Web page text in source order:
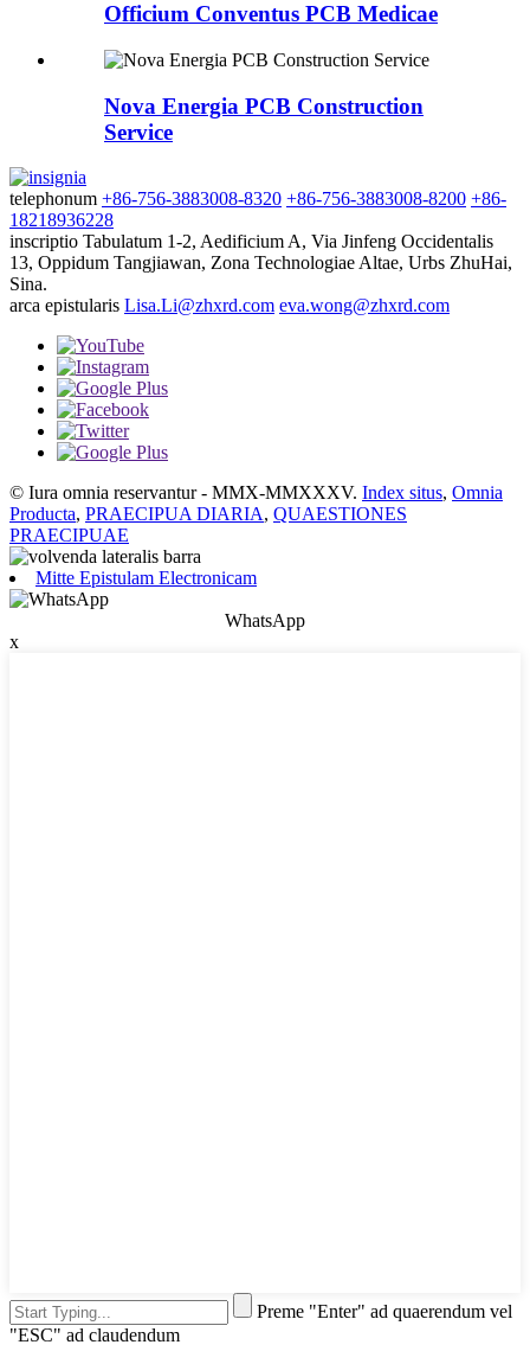
Officium Conventus PCB Medicae
Nova Energia PCB Construction
Service
telephonum +86-756-3883008-8320 +86-756-3883008-8200 +86-
18218936228
inscriptio Tabulatum 1-2, Aedificium A, Via Jinfeng Occidentalis
13, Oppidum Tangjiawan, Zona Technologiae Altae, Urbs ZhuHai,
Sina.
arca epistularis Lisa.Li@zhxrd.com eva.wong@zhxrd.com
© Iura omnia reservantur - MMX-MMXXXV. Index situs, Omnia
Producta, PRAECIPUA DIARIA, QUAESTIONES
PRAECIPUAE
Mitte Epistulam Electronicam
WhatsApp
x
Preme "Enter" ad quaerendum vel
"ESC" ad claudendum